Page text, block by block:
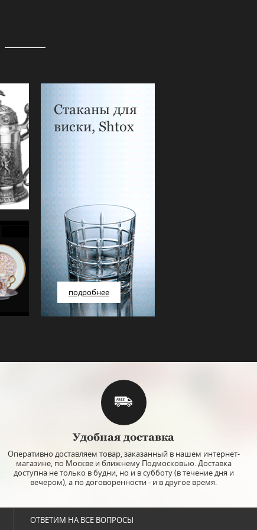
Стаканы для
виски, Shtox
подробнее
Удобная доставка
Оперативно доставляем товар, заказанный в нашем интернет-
магазине, по Москве и ближнему Подмосковью. Доставка
доступна не только в будни, но и в субботу (в течение дня и
вечером), а по договоренности - и в другое время.
ОТВЕТИМ НА ВСЕ ВОПРОСЫ